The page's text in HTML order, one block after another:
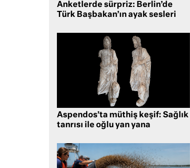
Anketlerde sürpriz: Berlin’de
Türk Başbakan’ın ayak sesleri
Aspendos’ta müthiş keşif: Sağlık
tanrısı ile oğlu yan yana